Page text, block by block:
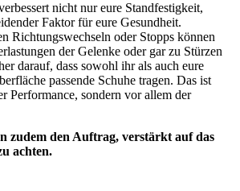
nicht nur eure Standfestigkeit,
Faktor für eure Gesundheit.
Richtungswechseln oder Stopps können
der Gelenke oder gar zu Stürzen
darauf, dass sowohl ihr als auch eure
passende Schuhe tragen. Das ist
Performance, sondern vor allem der
zudem den Auftrag, verstärkt auf das
achten.